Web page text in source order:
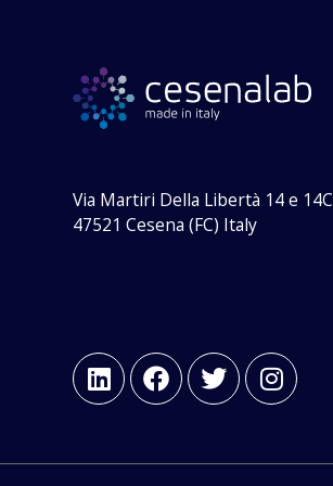
Via Martiri Della Libertà 14 e 14C
47521 Cesena (FC) Italy